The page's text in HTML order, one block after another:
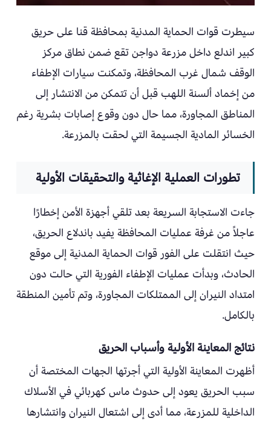
سيطرت قوات الحماية المدنية بمحافظة قنا على حريق
كبير اندلع داخل مزرعة دواجن تقع ضمن نطاق مركز
الوقف شمال غرب المحافظة، وتمكنت سيارات الإطفاء
من إخماد ألسنة اللهب قبل أن تتمكن من الانتشار إلى
المناطق المجاورة، مما حال دون وقوع إصابات بشرية رغم
الخسائر المادية الجسيمة التي لحقت بالمزرعة.
تطورات العملية الإغاثية والتحقيقات الأولية
جاءت الاستجابة السريعة بعد تلقي أجهزة الأمن إخطارًا
عاجلاً من غرفة عمليات المحافظة يفيد باندلاع الحريق،
حيث انتقلت على الفور قوات الحماية المدنية إلى موقع
الحادث، وبدأت عمليات الإطفاء الفورية التي حالت دون
امتداد النيران إلى الممتلكات المجاورة، وتم تأمين المنطقة
بالكامل.
نتائج المعاينة الأولية وأسباب الحريق
أظهرت المعاينة الأولية التي أجرتها الجهات المختصة أن
سبب الحريق يعود إلى حدوث ماس كهربائي في الأسلاك
الداخلية للمزرعة، مما أدى إلى اشتعال النيران وانتشارها